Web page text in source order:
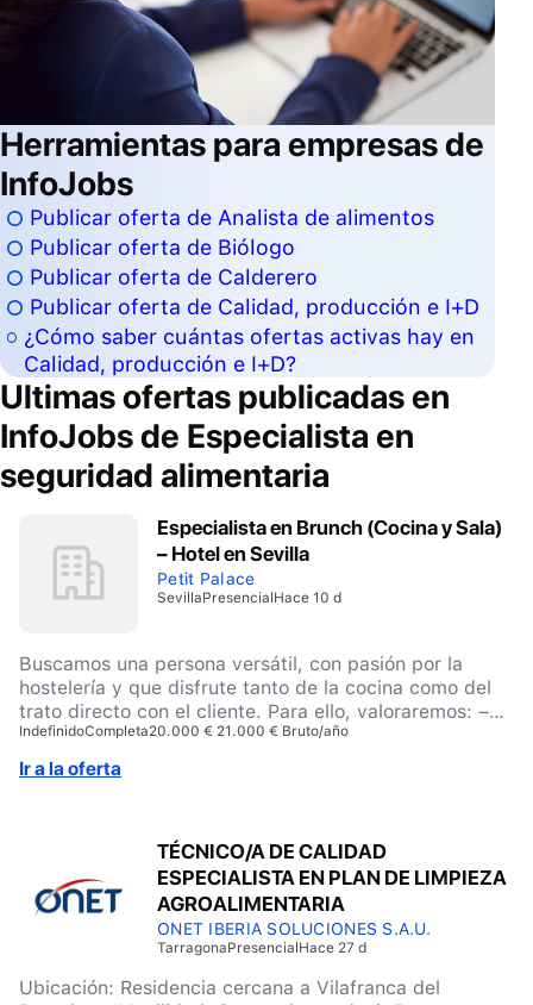
Herramientas para empresas de
InfoJobs
Publicar oferta de Analista de alimentos
Publicar oferta de Biólogo
Publicar oferta de Calderero
Publicar oferta de Calidad, producción e I+D
¿Cómo saber cuántas ofertas activas hay en
Calidad, producción e I+D?
Ultimas ofertas publicadas en
InfoJobs de Especialista en
seguridad alimentaria
Especialista en Brunch (Cocina y Sala)
– Hotel en Sevilla
Petit Palace
SevillaPresencialHace 10 d
Buscamos una persona versátil, con pasión por la
hostelería y que disfrute tanto de la cocina como del
trato directo con el cliente. Para ello, valoraremos: –
Formación en Hostelería, Restauración, Cocina,
Servicios de Restauración o similar. – Experiencia
previa desempeñando funciones tanto de cocina como
básicas de cocina. – Experiencia en atención al cliente
y servicio de alimentos y bebidas. – Perfil polivalente,
capaz de alternar de manera natural entre funciones
de cocina y camarero/a. – Autonomía, organización y
capacidad para gestionar un espacio de restauración
cliente. – Valorable nivel de inglés para la atención a
IndefinidoCompleta20.000 € 21.000 € Bruto/año
Ir a la oferta
TÉCNICO/A DE CALIDAD
ESPECIALISTA EN PLAN DE LIMPIEZA
AGROALIMENTARIA
ONET IBERIA SOLUCIONES S.A.U.
TarragonaPresencialHace 27 d
Ubicación: Residencia cercana a Vilafranca del